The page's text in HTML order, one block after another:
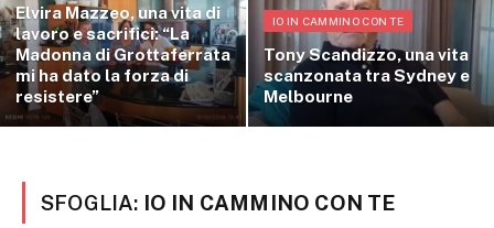
Elvira Mazzeo, una vita di
lavoro e sacrifici: “La
Madonna di Grottaferrata
mi ha dato la forza di
resistere”
IO IN CAMMINO CON TE
Tony Scandizzo, una vita
scanzonata tra Sydney e
Melbourne
SFOGLIA: IO IN CAMMINO CON TE